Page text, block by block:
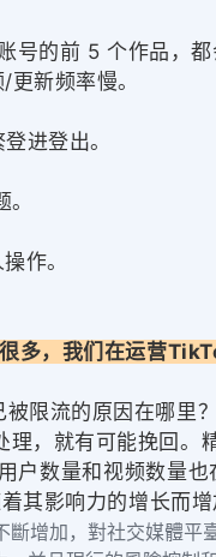
号的前 5 个作品，都
新频率慢。
进登出。
作。
多，我们在运营
限流的原因在哪里
，就有可能挽回。
户数量和视频数量
其影响力的增长而
增加，對社交媒體